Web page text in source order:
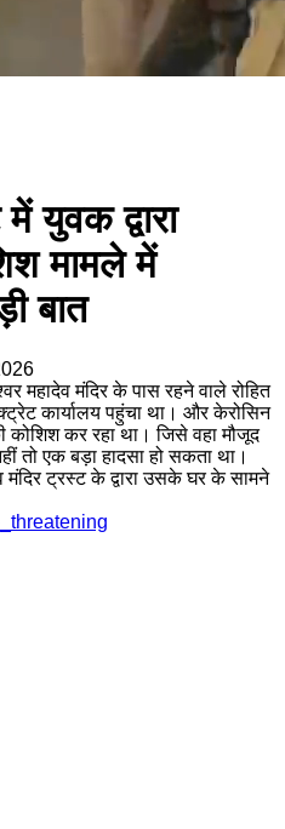
युवक द्वारा
मामले में
बात
महादेव मंदिर के पास रहने वाले रोहित
कार्यालय पहुंचा था। और केरोसिन
कर रहा था। जिसे वहा मौजूद
तो एक बड़ा हादसा हो सकता था।
ट्रस्ट के द्वारा उसके घर के सामने